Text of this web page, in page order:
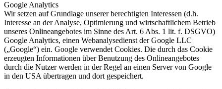
Google Analytics
Wir setzen auf Grundlage unserer berechtigten Interessen (d.h.
Interesse an der Analyse, Optimierung und wirtschaftlichem Betrieb
unseres Onlineangebotes im Sinne des Art. 6 Abs. 1 lit. f. DSGVO)
Google Analytics, einen Webanalysedienst der Google LLC
(„Google“) ein. Google verwendet Cookies. Die durch das Cookie
erzeugten Informationen über Benutzung des Onlineangebotes
durch die Nutzer werden in der Regel an einen Server von Google
in den USA übertragen und dort gespeichert.